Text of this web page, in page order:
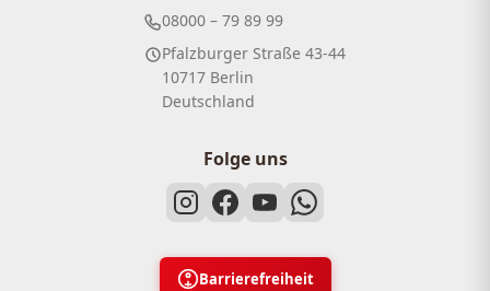
08000 – 79 89 99
Pfalzburger Straße 43-44
10717 Berlin
Deutschland
Folge uns
Barrierefreiheit